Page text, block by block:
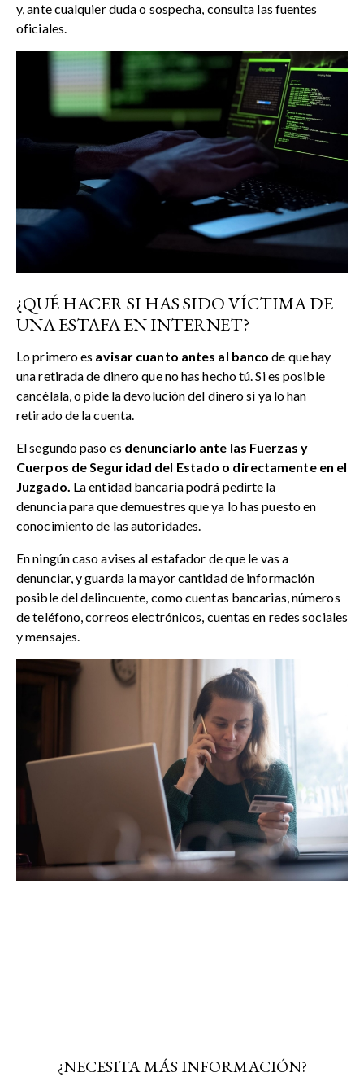
y, ante cualquier duda o sospecha, consulta las fuentes
oficiales.
¿QUÉ HACER SI HAS SIDO VÍCTIMA DE
UNA ESTAFA EN INTERNET?
Lo primero es avisar cuanto antes al banco de que hay
una retirada de dinero que no has hecho tú. Si es posible
cancélala, o pide la devolución del dinero si ya lo han
retirado de la cuenta.
El segundo paso es denunciarlo ante las Fuerzas y
Cuerpos de Seguridad del Estado o directamente en el
Juzgado. La entidad bancaria podrá pedirte la
denuncia para que demuestres que ya lo has puesto en
conocimiento de las autoridades.
En ningún caso avises al estafador de que le vas a
denunciar, y guarda la mayor cantidad de información
posible del delincuente, como cuentas bancarias, números
de teléfono, correos electrónicos, cuentas en redes sociales
y mensajes.
¿NECESITA MÁS INFORMACIÓN?